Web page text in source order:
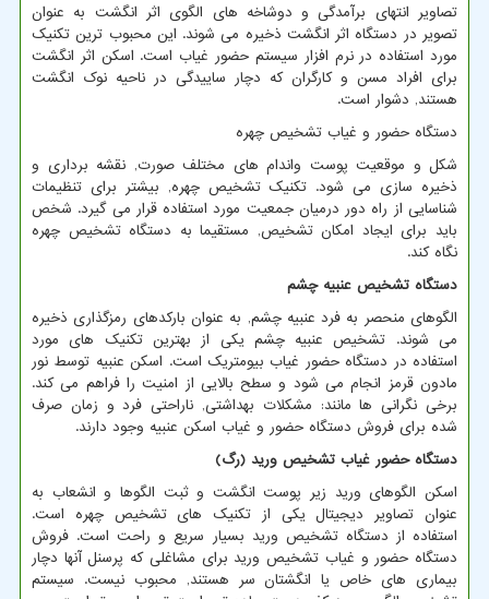
تصاویر انتهای برآمدگی و دوشاخه های الگوی اثر انگشت به عنوان
تصویر در دستگاه اثر انگشت ذخیره می شوند. این محبوب ترین تکنیک
مورد استفاده در نرم افزار سیستم حضور غیاب است. اسکن اثر انگشت
برای افراد مسن و کارگران که دچار ساییدگی در ناحیه نوک انگشت
هستند, دشوار است.
دستگاه حضور و غیاب تشخیص چهره
شکل و موقعیت پوست واندام های مختلف صورت, نقشه برداری و
ذخیره سازی می شود. تکنیک تشخیص چهره, بیشتر برای تنظیمات
شناسایی از راه دور درمیان جمعیت مورد استفاده قرار می گیرد. شخص
باید برای ایجاد امکان تشخیص, مستقیما به دستگاه تشخیص چهره
نگاه کند.
دستگاه تشخیص عنبیه چشم
الگوهای منحصر به فرد عنبیه چشم, به عنوان بارکدهای رمزگذاری ذخیره
می شوند. تشخیص عنبیه چشم یکی از بهترین تکنیک های مورد
استفاده در دستگاه حضور غیاب بیومتریک است. اسکن عنبیه توسط نور
مادون قرمز انجام می شود و سطح بالایی از امنیت را فراهم می کند.
برخی نگرانی ها مانند: مشکلات بهداشتی, ناراحتی فرد و زمان صرف
شده برای فروش دستگاه حضور و غیاب اسکن عنبیه وجود دارند.
دستگاه حضور غیاب تشخیص ورید (رگ)
اسکن الگوهای ورید زیر پوست انگشت و ثبت الگوها و انشعاب به
عنوان تصاویر دیجیتال یکی از تکنیک های تشخیص چهره است.
استفاده از دستگاه تشخیص ورید بسیار سریع و راحت است. فروش
دستگاه حضور و غیاب تشخیص ورید برای مشاغلی که پرسنل آنها دچار
بیماری های خاص یا انگشتان سر هستند, محبوب نیست. سیستم